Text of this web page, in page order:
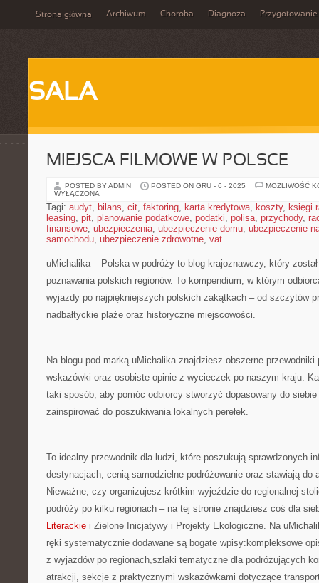
Strona główna Archiwum Choroba Diagnoza Przygotowanie
SALA
MIEJSCA FILMOWE W POLSCE
POSTED BY ADMIN POSTED ON GRU - 6 - 2025
MOŻLIWOŚĆ
WYŁĄCZONA
Tagi: audyt, bilans, cit, faktoring, karta kredytowa, koszty, księgi
leasing, pit, planowanie podatkowe, podatki, polisa, przychody,
finansowe, ubezpieczenia, ubezpieczenie domu, ubezpieczenie
samochodu, ubezpieczenie zdrowotne, vat
uMichalika – Polska w podróży to blog krajoznawczy, który
poznawania polskich regionów. To kompendium, w którym
wyjazdy po najpiękniejszych polskich zakątkach – od szczytów
nadbałtyckie plaże oraz historyczne miejscowości.
Na blogu pod marką uMichalika znajdziesz obszerne
wskazówki oraz osobiste opinie z wycieczek po naszym kraju.
taki sposób, aby pomóc odbiorcy stworzyć dopasowany do
zainspirować do poszukiwania lokalnych perełek.
To idealny przewodnik dla ludzi, które poszukują sprawdzonych
destynacjach, cenią samodzielne podróżowanie oraz stawiają do
Nieważne, czy organizujesz krótkim wyjeździe do regionalnej
podróży po kilku regionach – na tej stronie znajdziesz coś dla
Literackie i Zielone Inicjatywy i Projekty Ekologiczne. Na
ręki systematycznie dodawane są bogate wpisy:kompleksowe
z wyjazdów po regionach,szlaki tematyczne dla podróżujących
atrakcji, sekcje z praktycznymi wskazówkami dotyczące